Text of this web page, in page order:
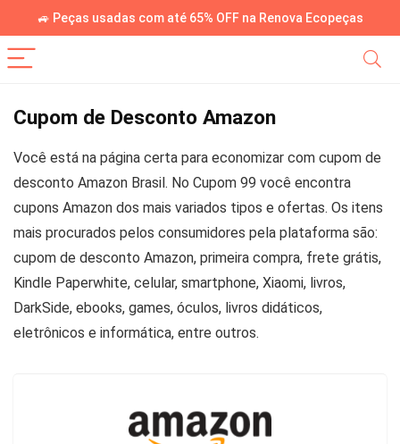
🚙 Peças usadas com até 65% OFF na Renova Ecopeças
Cupom de Desconto Amazon
Você está na página certa para economizar com cupom de
desconto Amazon Brasil. No Cupom 99 você encontra
cupons Amazon dos mais variados tipos e ofertas. Os itens
mais procurados pelos consumidores pela plataforma são:
cupom de desconto Amazon, primeira compra, frete grátis,
Kindle Paperwhite, celular, smartphone, Xiaomi, livros,
DarkSide, ebooks, games, óculos, livros didáticos,
eletrônicos e informática, entre outros.